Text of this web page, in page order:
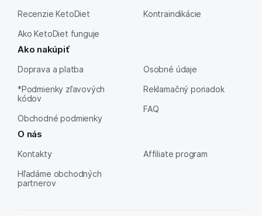
Recenzie KetoDiet
Ako KetoDiet funguje
Kontraindikácie
Ako nakúpiť
Doprava a platba
*Podmienky zľavových
kódov
Obchodné podmienky
Osobné údaje
Reklamačný poriadok
FAQ
O nás
Kontakty
Hľadáme obchodných
partnerov
Affiliate program